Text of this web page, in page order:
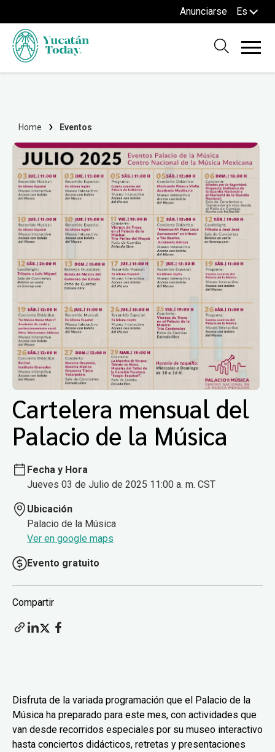
Anunciarse Es
Home Eventos
Cartelera mensual del
Palacio de la Música
Fecha y Hora
Jueves 03 de Julio de 2025 11:00 a. m. CST
Ubicación
Palacio de la Música
Ver en google maps
Evento gratuito
Compartir
Disfruta de la variada programación que el Palacio de la
Música ha preparado para este mes, con actividades que
van desde recorridos especiales por su museo interactivo
hasta conciertos didácticos, retretas y presentaciones